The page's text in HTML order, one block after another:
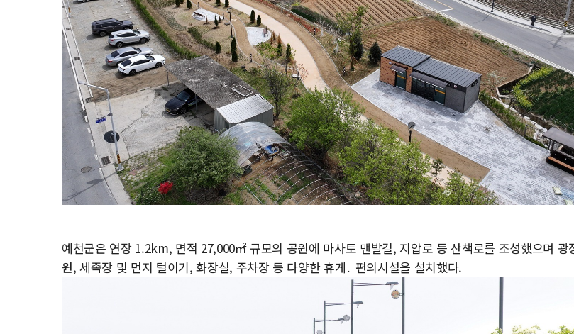
예천군은 연장 1.2km, 면적 27,000㎡ 규모의 공원에 마사토 맨발길, 지압로 등 산책로를 조성했으며 광
원, 세족장 및 먼지 털이기, 화장실, 주차장 등 다양한 휴게․ 편의시설을 설치했다.